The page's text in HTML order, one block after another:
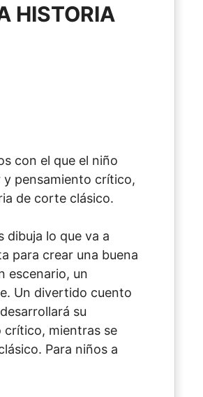
HISTORIA
con el que el niño
y pensamiento crítico,
de corte clásico.
dibuja lo que va a
para crear una buena
escenario, un
Un divertido cuento
su
crítico, mientras se
Para niños a